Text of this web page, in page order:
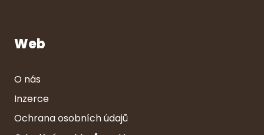
Web
O nás
Inzerce
Ochrana osobních údajů